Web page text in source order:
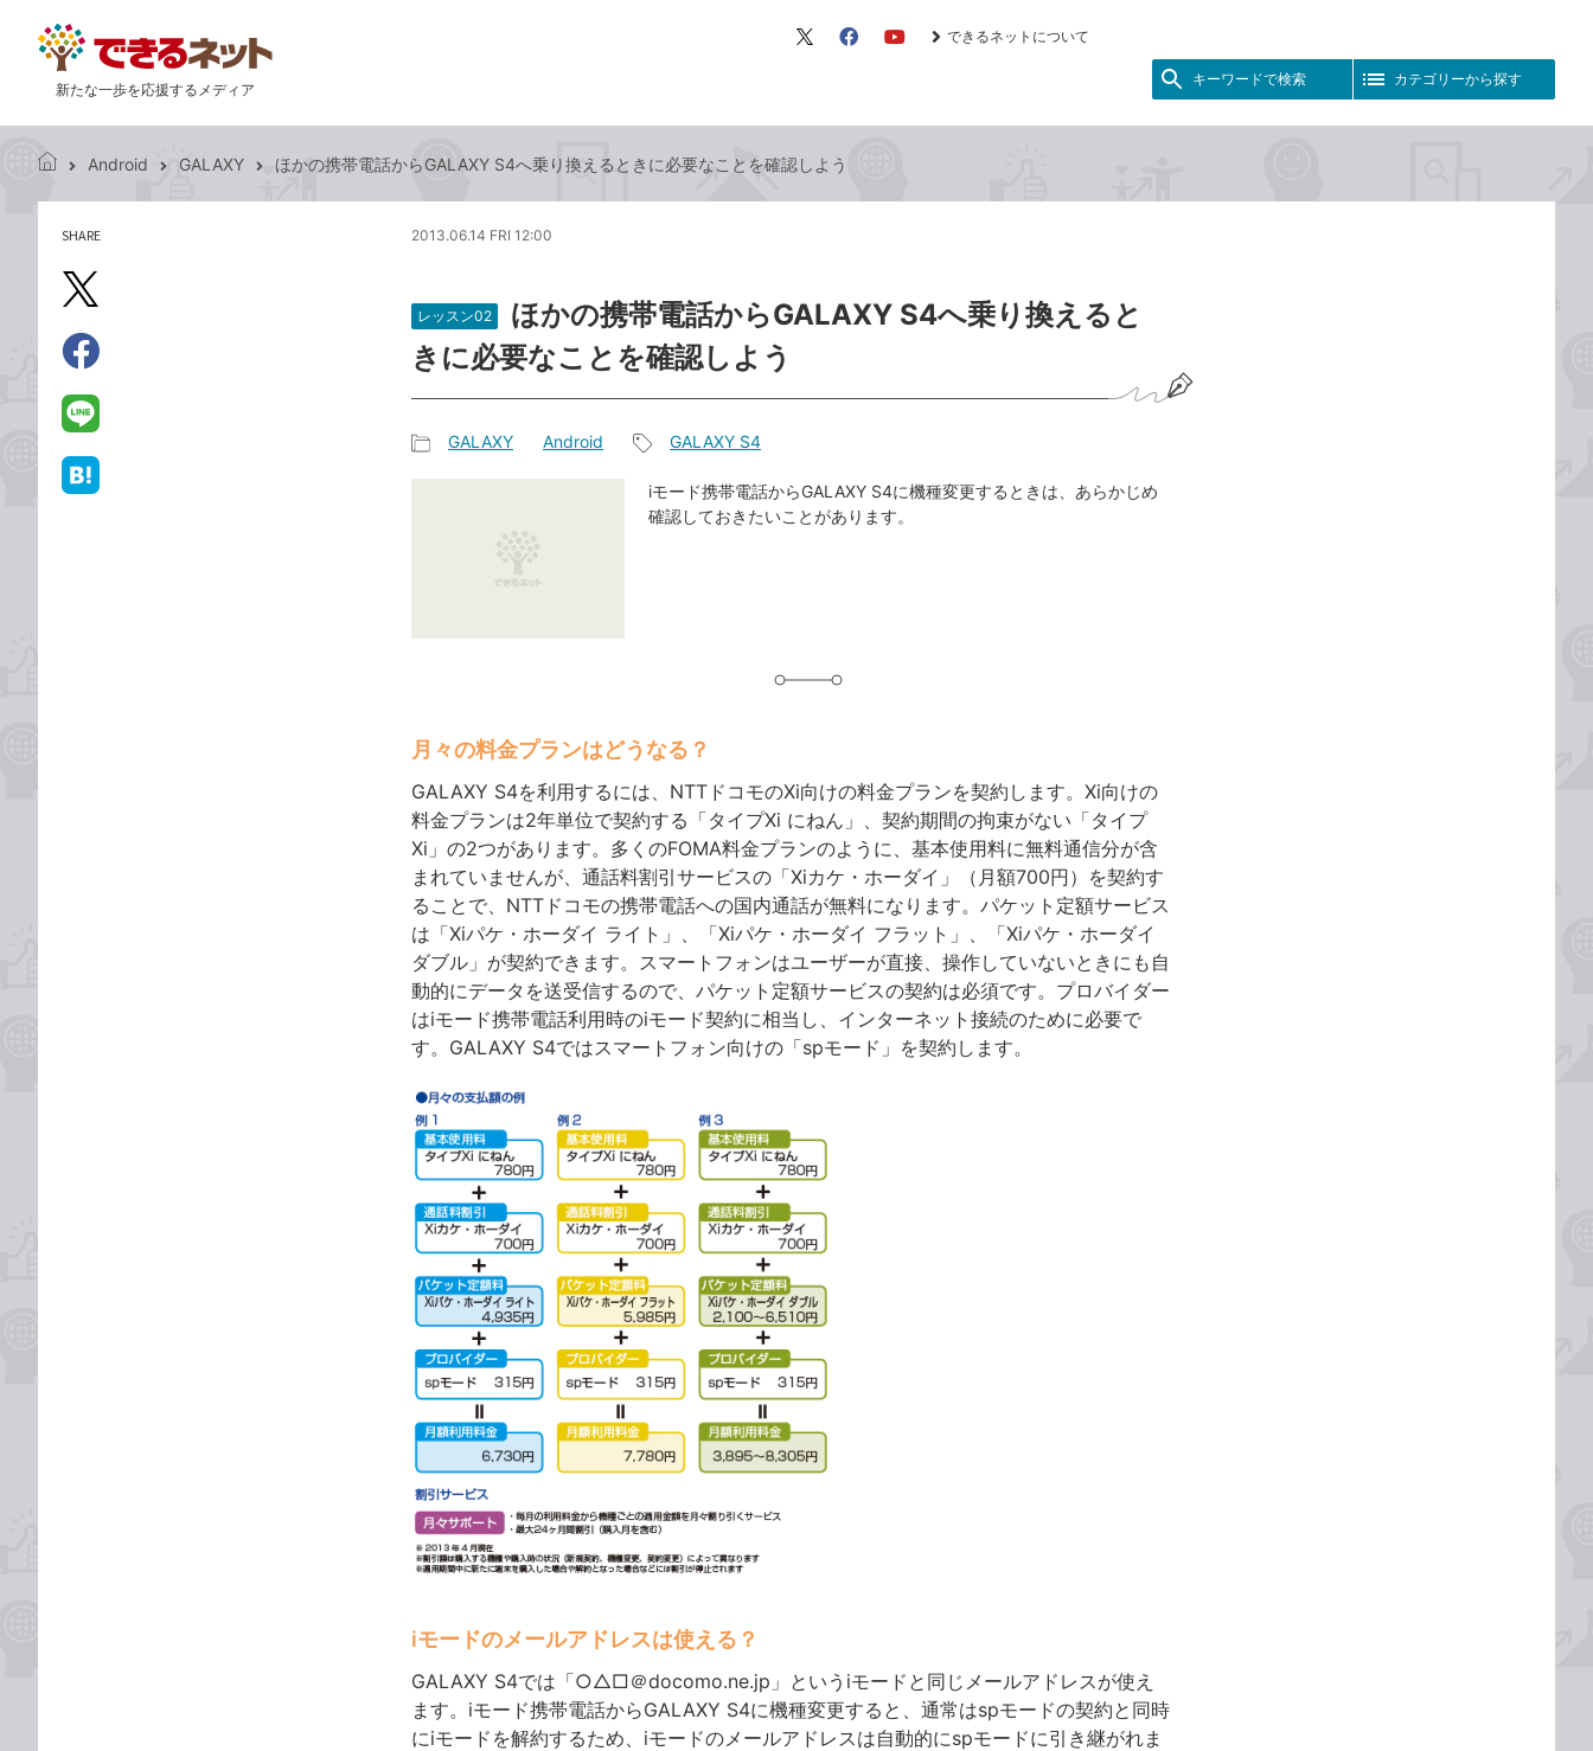
新たな一歩を応援するメディア
X（旧 FacebookYouTube
できるネットについて
キーワードで検索 カテゴリーから探す
き
る
ッ
ト
Android GALAXY ほかの携帯電話からGALAXY S4へ乗り換えるときに必要なことを確認しよう
SHARE
X（旧
で
2013.06.14 FRI 12:00
レッスン02
ほかの携帯電話からGALAXY S4へ乗り換えると
きに必要なことを確認しよう
GALAXY Android
事
タ
GALAXY S4
iモード携帯電話からGALAXY S4に機種変更するときは、あらかじめ
確認しておきたいことがあります。
月々の料金プランはどうなる？
GALAXY S4を利用するには、NTTドコモのXi向けの料金プランを契約します。Xi向けの
料金プランは2年単位で契約する「タイプXi にねん」、契約期間の拘束がない「タイプ
Xi」の2つがあります。多くのFOMA料金プランのように、基本使用料に無料通信分が含
まれていませんが、通話料割引サービスの「Xiカケ・ホーダイ」（月額700円）を契約す
ることで、NTTドコモの携帯電話への国内通話が無料になります。パケット定額サービス
は「Xiパケ・ホーダイ ライト」、「Xiパケ・ホーダイ フラット」、「Xiパケ・ホーダイ
ダブル」が契約できます。スマートフォンはユーザーが直接、操作していないときにも自
動的にデータを送受信するので、パケット定額サービスの契約は必須です。プロバイダー
はiモード携帯電話利用時のiモード契約に相当し、インターネット接続のために必要で
す。GALAXY S4ではスマートフォン向けの「spモード」を契約します。
iモードのメールアドレスは使える？
GALAXY S4では「○△□＠docomo.ne.jp」というiモードと同じメールアドレスが使え
ます。iモード携帯電話からGALAXY S4に機種変更すると、通常はspモードの契約と同時
にiモードを解約するため、iモードのメールアドレスは自動的にspモードに引き継がれま